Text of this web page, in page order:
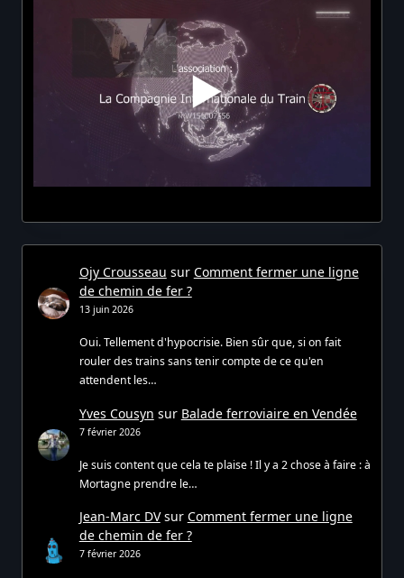
Ojy Crousseau sur Comment fermer une ligne
de chemin de fer ?
13 juin 2026
Oui. Tellement d'hypocrisie. Bien sûr que, si on fait
rouler des trains sans tenir compte de ce qu'en
attendent les…
Yves Cousyn sur Balade ferroviaire en Vendée
7 février 2026
Je suis content que cela te plaise ! Il y a 2 chose à faire : à
Mortagne prendre le…
Jean-Marc DVsur Comment fermer une ligne
de chemin de fer ?
7 février 2026